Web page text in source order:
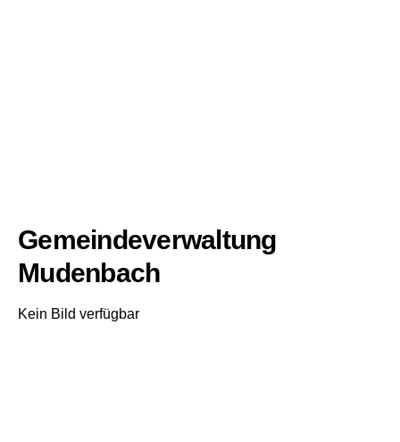
Gemeindeverwaltung
Mudenbach
Kein Bild verfügbar